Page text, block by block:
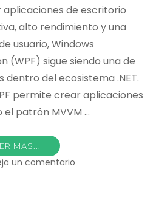
de escritorio
alto rendimiento y una
usuario, Windows
(WPF) sigue siendo una de
del ecosistema .NET.
permite crear aplicaciones
el patrón MVVM …
MAS...
un comentario